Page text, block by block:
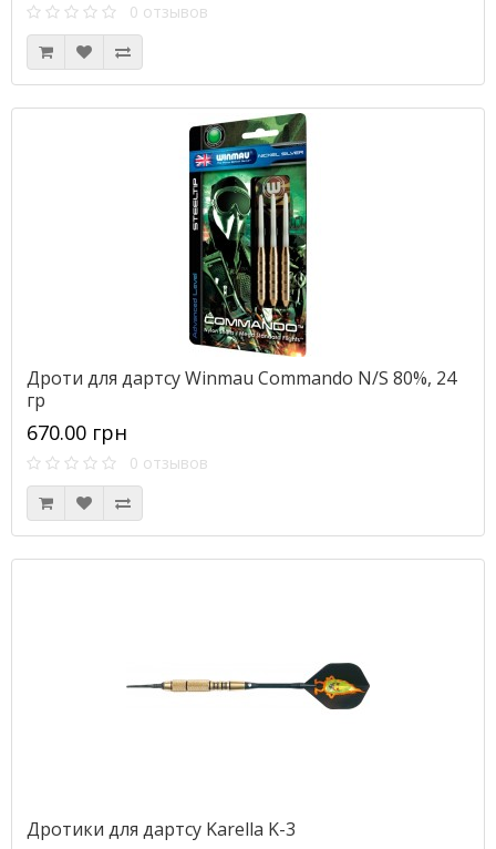
0 отзывов
Дроти для дартсу Winmau Commando N/S 80%, 24
гр
670.00 грн
0 отзывов
Дротики для дартсу Karella K-3